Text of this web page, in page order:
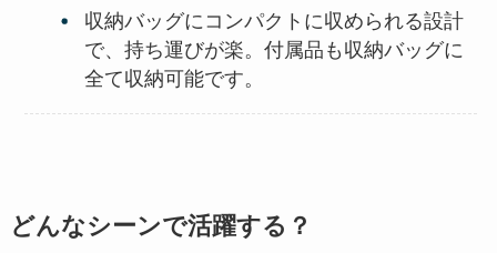
収納バッグにコンパクトに収められる設計
で、持ち運びが楽。付属品も収納バッグに
全て収納可能です。
どんなシーンで活躍する？